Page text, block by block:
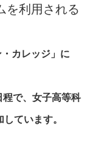
を利用される
カレッジ」に
で、女子高等科
ています。